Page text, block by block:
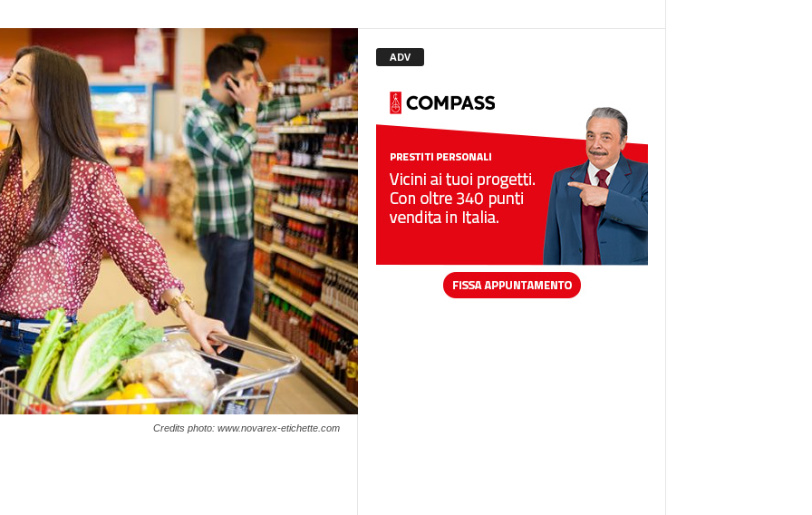
Credits photo: www.novarex-etichette.com
ADV